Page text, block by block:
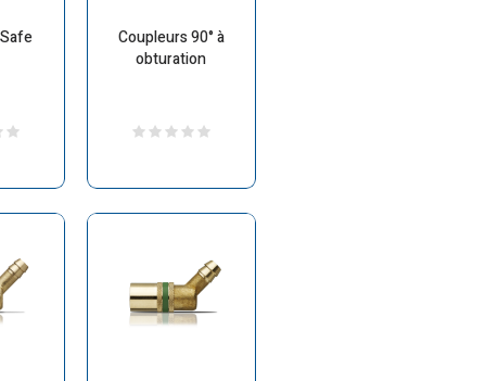
Coupleurs 90° à
obturation